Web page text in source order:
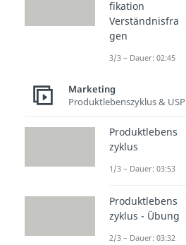
werden
Standard
Neben
Merkmale.
auf
Kunden, egal
oder nicht.
zumindest
ob du mehr
deinem
fikation
Verständnisfra
gen
3/3 – Dauer: 02:45
Marketing
Produktlebenszyklus & USP
Produktlebens
zyklus
1/3 – Dauer: 03:53
Produktlebens
zyklus - Übung
2/3 – Dauer: 03:32